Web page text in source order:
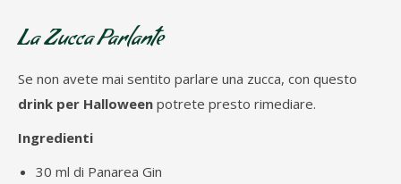
La Zucca Parlante
Se non avete mai sentito parlare una zucca, con questo
drink per Halloween potrete presto rimediare.
Ingredienti
30 ml di Panarea Gin